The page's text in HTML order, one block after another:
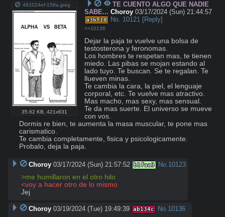
461024ef-158a.jpeg
35.62 KB,421x631
TE CUENTO ALGO QUE NADIE
SABE... Choroy 03/17/2024 (Sun) 21:44:57
a36f10 No. 10121 [Reply]
>>10136
Dejar la paja te vuelve una bolsa de
testosterona y feronomas.
Los hombres te respetan mas, te tienen
miedo. Las pibas se mojan estando al
lado tuyo. Te buscan. Se te regalan. Te
llueven minas.
Te cambia la cara, la piel, el lenguaje
corporal, etc. Te vuelve mas atractivo.
Mas macho, mas sexy, mas sensual.
Te da mas suerte. El universo se mueve
con vos.
Dormis re bien, te aumenta la masa muscular, te pone mas
carismatico.
Te cambia completamente, fisica y psicologicamente.
Probalo, deja la paja.
Choroy 03/17/2024 (Sun) 21:57:52 b1faa3 No.10123
>me humillaron en el otro hilo
<voy a hacer otro de lo mismo
Jej
Choroy 03/19/2024 (Tue) 19:49:39 ab134c No.10136